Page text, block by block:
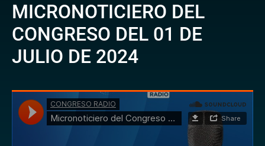
MICRONOTICIERO DEL
CONGRESO DEL 01 DE
JULIO DE 2024